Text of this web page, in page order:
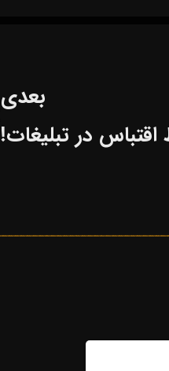
بعدی
در تبلیغات!